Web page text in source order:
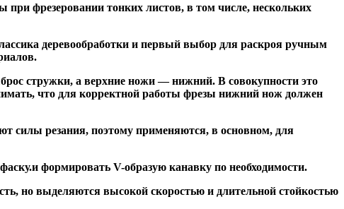
фрезеровании тонких листов, в том числе, нескольких
деревообработки и первый выбор для раскроя ручным
стружки, а верхние ножи — нижний. В совокупности это
что для корректной работы фрезы нижний нож должен
резания, поэтому применяются, в основном, для
формировать V-образую канавку по необходимости.
но выделяются высокой скоростью и длительной стойкостью